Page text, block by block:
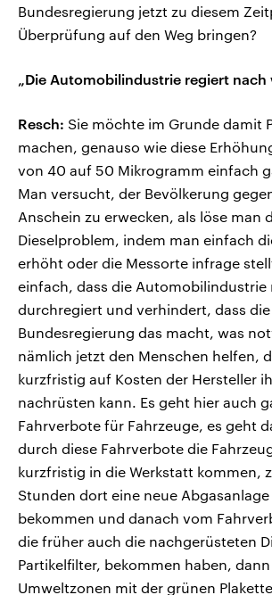
Bundesregierung jetzt zu diesem
Überprüfung auf den Weg bringen?
„Die Automobilindustrie regiert nach
Resch: Sie möchte im Grunde damit
machen, genauso wie diese
von 40 auf 50 Mikrogramm einfach
Man versucht, der Bevölkerung
Anschein zu erwecken, als löse man
Dieselproblem, indem man einfach
erhöht oder die Messorte infrage
einfach, dass die Automobilindustrie
durchregiert und verhindert, dass die
Bundesregierung das macht, was
nämlich jetzt den Menschen helfen,
kurzfristig auf Kosten der Hersteller
nachrüsten kann. Es geht hier auch
Fahrverbote für Fahrzeuge, es geht
durch diese Fahrverbote die
kurzfristig in die Werkstatt kommen,
Stunden dort eine neue
bekommen und danach vom
die früher auch die nachgerüsteten
Partikelfilter, bekommen haben,
Umweltzonen mit der grünen